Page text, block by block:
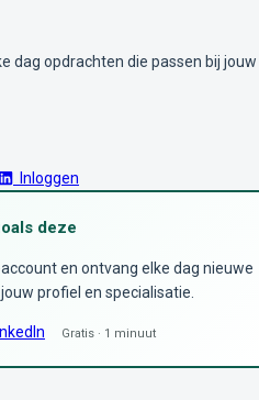
dag opdrachten die passen bij jouw
Inloggen
deze
en ontvang elke dag nieuwe
profiel en specialisatie.
Gratis · 1 minuut